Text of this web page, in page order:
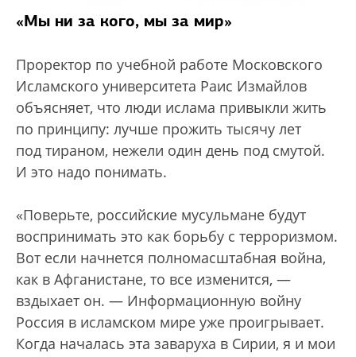
«Мы ни за кого, мы за мир»
Проректор по учебной работе Московского
Исламского университета Раис Измайлов
объясняет, что люди ислама привыкли жить
по принципу: лучше прожить тысячу лет
под тираном, нежели один день под смутой.
И это надо понимать.
«Поверьте, российские мусульмане будут
воспринимать это как борьбу с терроризмом.
Вот если начнется полномасштабная война,
как в Афганистане, то все изменится, —
вздыхает он. — Информационную войну
Россия в исламском мире уже проигрывает.
Когда началась эта заваруха в Сирии, я и мои